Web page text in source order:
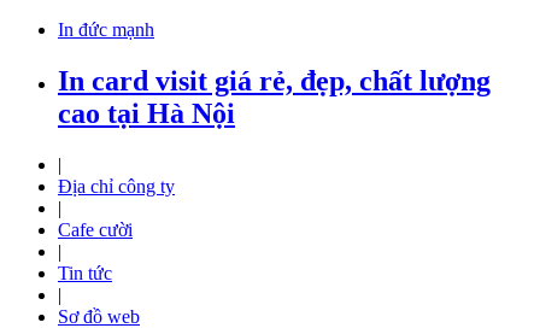
In đức mạnh
In card visit giá rẻ, đẹp, chất lượng
cao tại Hà Nội
|
Địa chỉ công ty
|
Cafe cười
|
Tin tức
|
Sơ đồ web